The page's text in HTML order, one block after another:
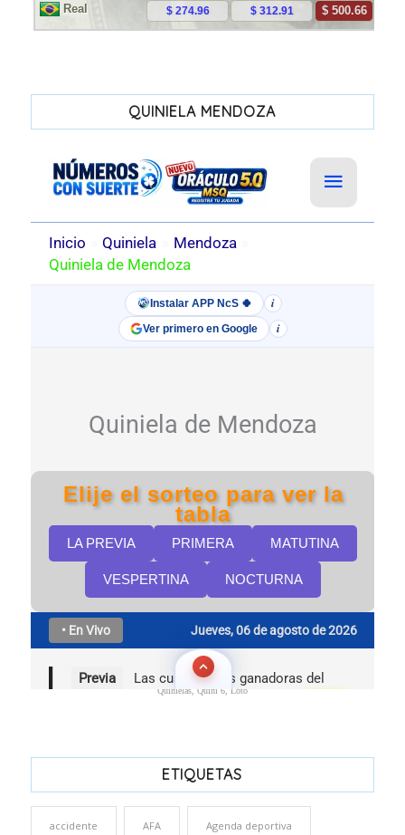
QUINIELA MENDOZA
Quinielas, Quini 6, Loto
ETIQUETAS
accidente AFA Agenda deportiva